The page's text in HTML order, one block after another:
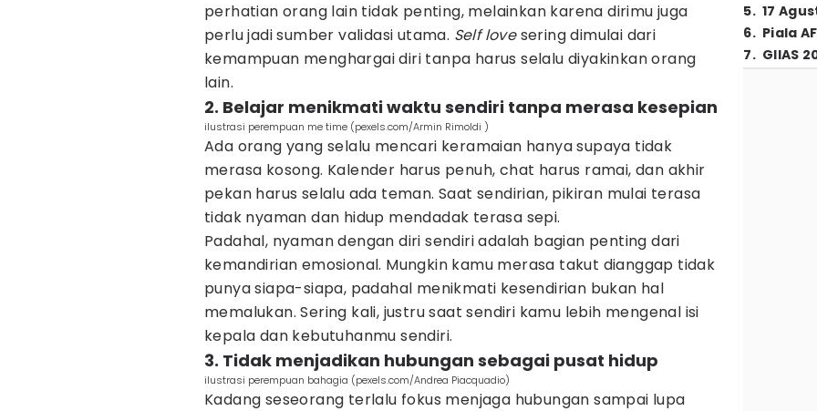
perhatian orang lain tidak penting, melainkan karena dirimu juga
perlu jadi sumber validasi utama. Self lovesering dimulai dari
kemampuan menghargai diri tanpa harus selalu diyakinkan orang
lain.
2. Belajar menikmati waktu sendiri tanpa merasa kesepian
ilustrasi perempuan me time (pexels.com/Armin Rimoldi )
Ada orang yang selalu mencari keramaian hanya supaya tidak
merasa kosong. Kalender harus penuh, chat harus ramai, dan akhir
pekan harus selalu ada teman. Saat sendirian, pikiran mulai terasa
tidak nyaman dan hidup mendadak terasa sepi.
Padahal, nyaman dengan diri sendiri adalah bagian penting dari
kemandirian emosional. Mungkin kamu merasa takut dianggap tidak
punya siapa-siapa, padahal menikmati kesendirian bukan hal
memalukan. Sering kali, justru saat sendiri kamu lebih mengenal isi
kepala dan kebutuhanmu sendiri.
3. Tidak menjadikan hubungan sebagai pusat hidup
ilustrasi perempuan bahagia (pexels.com/Andrea Piacquadio)
Kadang seseorang terlalu fokus menjaga hubungan sampai lupa
5. 17
6. Piala
7. GIIAS